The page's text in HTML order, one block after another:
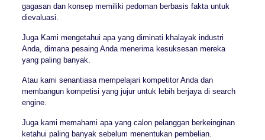
gagasan dan konsep memiliki pedoman berbasis fakta untuk
dievaluasi.
Juga Kami mengetahui apa yang diminati khalayak industri
Anda, dimana pesaing Anda menerima kesuksesan mereka
yang paling banyak.
Atau kami senantiasa mempelajari kompetitor Anda dan
membangun kompetisi yang jujur untuk lebih berjaya di search
engine.
Juga kami memahami apa yang calon pelanggan berkeinginan
ketahui paling banyak sebelum menentukan pembelian.